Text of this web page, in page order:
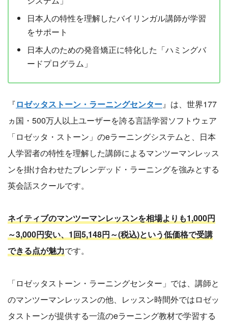
日本人の特性を理解したバイリンガル講師が学習
をサポート
日本人のための発音矯正に特化した「ハミングバ
ードプログラム」
『ロゼッタストーン・ラーニングセンター』は、世界177
ヵ国・500万人以上ユーザーを誇る言語学習ソフトウェア
「ロゼッタ・ストーン」のeラーニングシステムと、日本
人学習者の特性を理解した講師によるマンツーマンレッス
ンを掛け合わせたブレンデッド・ラーニングを強みとする
英会話スクールです。
ネイティブのマンツーマンレッスンを相場よりも1,000円
～3,000円安い、1回5,148円～(税込)という低価格で受講
できる点が魅力です。
「ロゼッタストーン・ラーニングセンター」では、講師と
のマンツーマンレッスンの他、レッスン時間外ではロゼッ
タストーンが提供する一流のeラーニング教材で学習する